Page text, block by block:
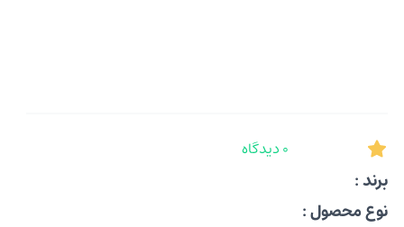
0 دیدگاه
برند :
نوع محصول :